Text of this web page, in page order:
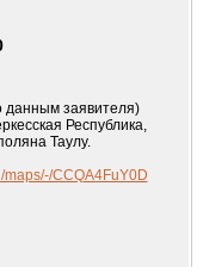
заявителя)
Республика,
Таулу.
maps/-/CCQA4FuY0D